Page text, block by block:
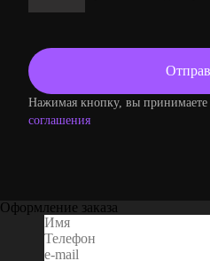
Нажимая кнопку, вы принимаете
соглашения
Оформление заказа